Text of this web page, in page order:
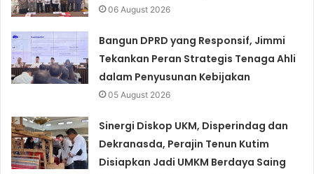
06 August 2026
Bangun DPRD yang Responsif, Jimmi
Tekankan Peran Strategis Tenaga Ahli
dalam Penyusunan Kebijakan
05 August 2026
Sinergi Diskop UKM, Disperindag dan
Dekranasda, Perajin Tenun Kutim
Disiapkan Jadi UMKM Berdaya Saing